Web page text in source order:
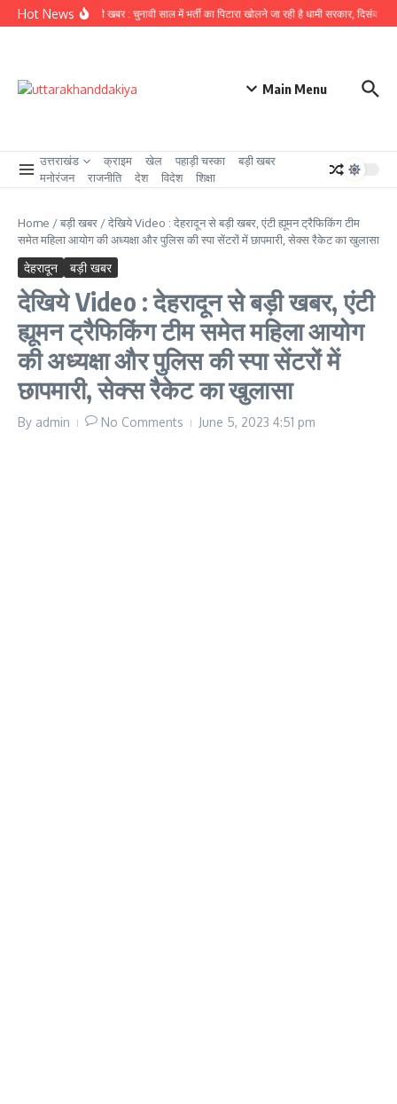
Skip to content
Hot News
उत्तराखंड से बड़ी खबर : चुनावी साल में भर्ती का पिटारा खोलने जा रही है धामी सरकार, दिसंबर से
Main Menu
उत्तराखंड क्राइम खेल पहाड़ी चस्का
बड़ी खबर
मनोरंजन
राजनीति देश विदेश शिक्षा
Home /बड़ी खबर /देखिये Video : देहरादून से बड़ी खबर, एंटी ह्यूमन ट्रैफिकिंग टीम
समेत महिला आयोग की अध्यक्षा और पुलिस की स्पा‌ सेंटरों में छापमारी, सेक्स रैकेट का खुलासा
देहरादून बड़ी खबर
देखिये Video : देहरादून से बड़ी खबर, एंटी
ह्यूमन ट्रैफिकिंग टीम समेत महिला आयोग
की अध्यक्षा और पुलिस की स्पा‌ सेंटरों में
छापमारी, सेक्स रैकेट का खुलासा
By admin No Comments June 5, 2023 4:51 pm